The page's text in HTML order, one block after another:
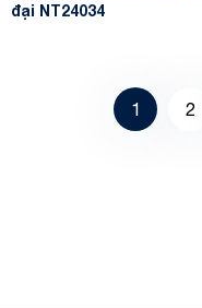
đại NT24034
1 2